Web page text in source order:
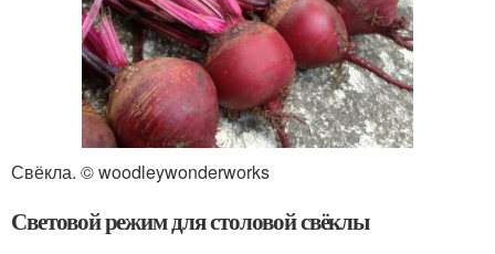
Свёкла. © woodleywonderworks
Световой режим для столовой свёклы